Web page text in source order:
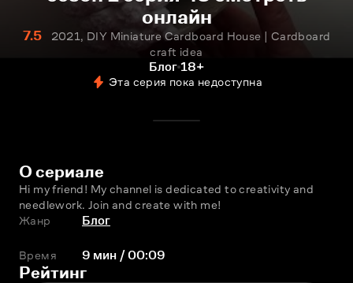
онлайн
7.5
2021, DIY Miniature Cardboard House | Cardboard
craft idea
Блог 18+
Эта серия пока недоступна
О сериале
Hi my friend! My channel is dedicated to creativity and
needlework. Join and create with me!
Жанр
Блог
Время 9 мин / 00:09
Рейтинг